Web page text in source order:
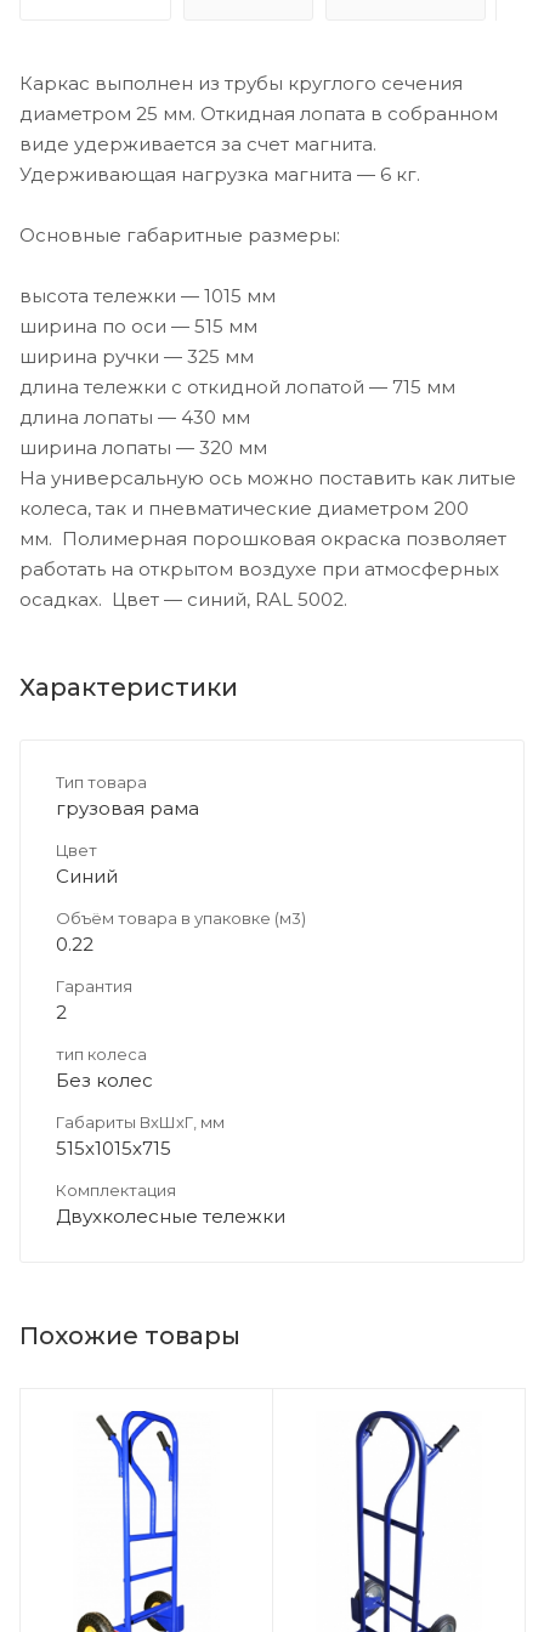
Каркас выполнен из трубы круглого сечения
диаметром 25 мм. Откидная лопата в собранном
виде удерживается за счет магнита.
Удерживающая нагрузка магнита — 6 кг.
Основные габаритные размеры:
высота тележки — 1015 мм
ширина по оси — 515 мм
ширина ручки — 325 мм
длина тележки с откидной лопатой — 715 мм
длина лопаты — 430 мм
ширина лопаты — 320 мм
На универсальную ось можно поставить как литые
колеса, так и пневматические диаметром 200
мм. Полимерная порошковая окраска позволяет
работать на открытом воздухе при атмосферных
осадках. Цвет — синий, RAL 5002.
Характеристики
Тип товара
грузовая рама
Цвет
Синий
Объём товара в упаковке (м3)
0.22
Гарантия
2
тип колеса
Без колес
Габариты ВхШхГ, мм
515x1015x715
Комплектация
Двухколесные тележки
Похожие товары